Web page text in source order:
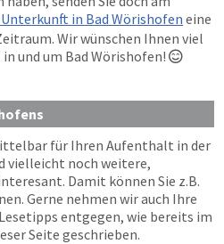
in Bad Wörishofen eine
Wir wünschen Ihnen viel
und um Bad Wörishofen! 
für Ihren Aufenthalt in der
vielleicht noch weitere,
Damit können Sie z.B.
Gerne nehmen wir auch Ihre
entgegen, wie bereits im
Seite geschrieben.